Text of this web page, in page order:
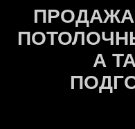
ПРОДАЖА
А